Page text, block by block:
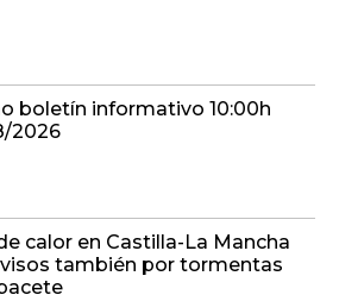
boletín informativo 10:00h
2026
calor en Castilla-La Mancha
también por tormentas